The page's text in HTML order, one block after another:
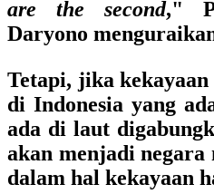
are the second,"
Daryono
Tetapi, jika
di Indonesia yang
ada di laut
akan menjadi
dalam hal kekayaan